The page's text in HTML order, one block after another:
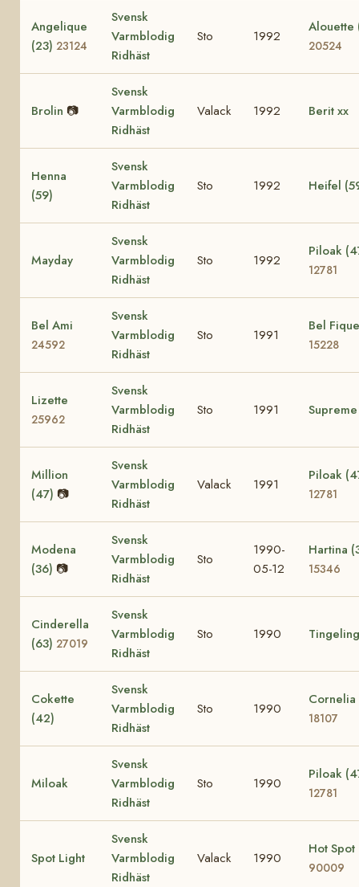
Angelique
(23) 23124
Svensk
Varmblodig
Ridhäst
Sto 1992
Alouette
20524
Brolin 📷
Svensk
Varmblodig
Ridhäst
Valack 1992 Berit xx
Henna
(59)
Svensk
Varmblodig
Ridhäst
Sto 1992 Heifel
Mayday
Svensk
Varmblodig
Ridhäst
Sto 1992
Piloak
12781
Bel Ami
24592
Svensk
Varmblodig
Ridhäst
Sto 1991
Bel Fique
15228
Lizette
25962
Svensk
Varmblodig
Ridhäst
Sto 1991 Supreme
Million
(47) 📷
Svensk
Varmblodig
Ridhäst
Valack 1991
Piloak
12781
Modena
(36) 📷
Svensk
Varmblodig
Ridhäst
Sto
1990-
05-12
Hartina
15346
Cinderella
(63) 27019
Svensk
Varmblodig
Ridhäst
Sto 1990
Cokette
(42)
Svensk
Varmblodig
Ridhäst
Sto 1990
18107
Miloak
Svensk
Varmblodig
Ridhäst
Sto 1990
Piloak
12781
Spot Light
Svensk
Varmblodig
Ridhäst
Valack 1990
Hot Spot
90009